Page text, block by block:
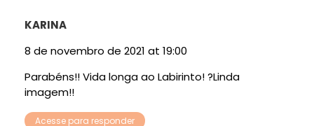
KARINA
8 de novembro de 2021 at 19:00
Parabéns!! Vida longa ao Labirinto! ?Linda
imagem!!
Acesse para responder